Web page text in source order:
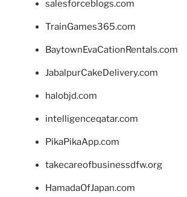
salesforceblogs.com
TrainGames365.com
BaytownEvaCationRentals.com
JabalpurCakeDelivery.com
halobjd.com
intelligenceqatar.com
PikaPikaApp.com
takecareofbusinessdfw.org
HamadaOfJapan.com